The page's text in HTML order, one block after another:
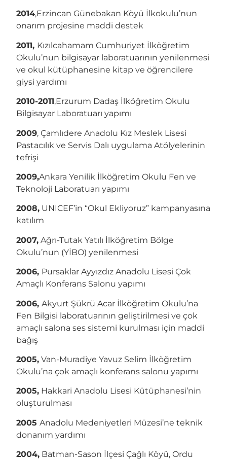
2014,Erzincan Günebakan Köyü İlkokulu’nun
onarım projesine maddi destek
2011, Kızılcahamam Cumhuriyet İlköğretim
Okulu’nun bilgisayar laboratuarının yenilenmesi
ve okul kütüphanesine kitap ve öğrencilere
giysi yardımı
2010-2011,Erzurum Dadaş İlköğretim Okulu
Bilgisayar Laboratuarı yapımı
2009, Çamlıdere Anadolu Kız Meslek Lisesi
Pastacılık ve Servis Dalı uygulama Atölyelerinin
tefrişi
2009,Ankara Yenilik İlköğretim Okulu Fen ve
Teknoloji Laboratuarı yapımı
2008, UNICEF’in “Okul Ekliyoruz” kampanyasına
katılım
2007, Ağrı-Tutak Yatılı İlköğretim Bölge
Okulu’nun (YİBO) yenilenmesi
2006, Pursaklar Ayyızdız Anadolu Lisesi Çok
Amaçlı Konferans Salonu yapımı
2006, Akyurt Şükrü Acar İlköğretim Okulu’na
Fen Bilgisi laboratuarının geliştirilmesi ve çok
amaçlı salona ses sistemi kurulması için maddi
bağış
2005, Van-Muradiye Yavuz Selim İlköğretim
Okulu’na çok amaçlı konferans salonu yapımı
2005, Hakkari Anadolu Lisesi Kütüphanesi’nin
oluşturulması
2005 Anadolu Medeniyetleri Müzesi’ne teknik
donanım yardımı
2004, Batman-Sason İlçesi Çağlı Köyü, Ordu